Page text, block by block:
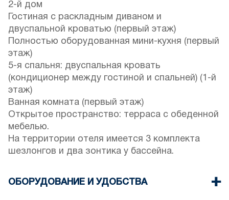
2-й дом
Гостиная с раскладным диваном и
двуспальной кроватью (первый этаж)
Полностью оборудованная мини-кухня (первый
этаж)
5-я спальня: двуспальная кровать
(кондиционер между гостиной и спальней) (1-й
этаж)
Ванная комната (первый этаж)
Открытое пространство: терраса с обеденной
мебелью.
На территории отеля имеется 3 комплекта
шезлонгов и два зонтика у бассейна.
ОБОРУДОВАНИЕ И УДОБСТВА